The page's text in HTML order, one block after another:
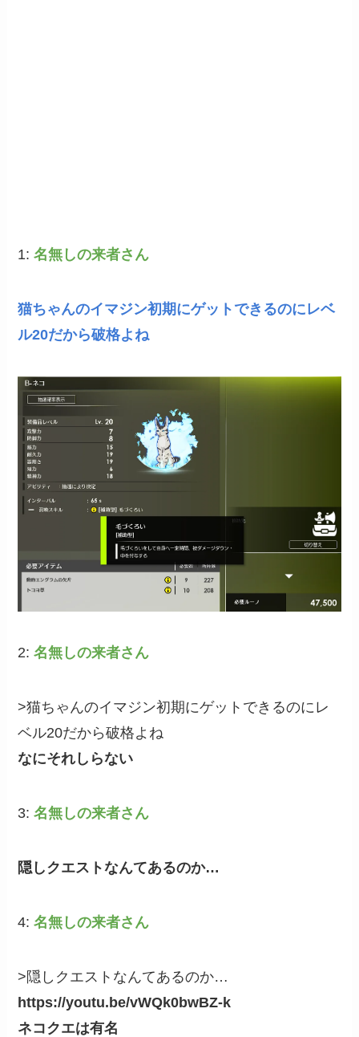
1:名無しの来者さん
猫ちゃんのイマジン初期にゲットできるのにレベ
ル20だから破格よね
2:名無しの来者さん
>猫ちゃんのイマジン初期にゲットできるのにレ
ベル20だから破格よね
なにそれしらない
3:名無しの来者さん
隠しクエストなんてあるのか…
4:名無しの来者さん
>隠しクエストなんてあるのか…
https://youtu.be/vWQk0bwBZ-k
ネコクエは有名